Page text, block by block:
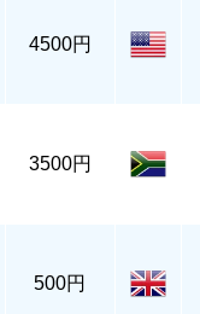
4500円
3500円
500円